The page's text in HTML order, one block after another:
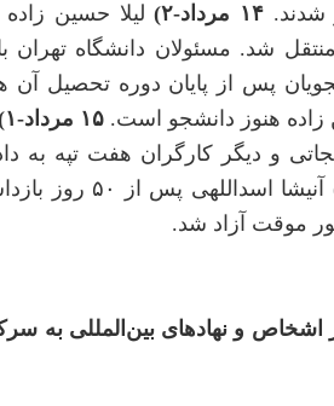
شدند.‏ ۱۴ مرداد-۲)لیلا حسین زاده
شد. مسئولان دانشگاه تهران
پس از پایان دوره تحصیل آن
زاده هنوز ‏دانشجو است.۱۵ مرداد-۱
و دیگر کارگران هفت تپه به
آنیشا اسداللهی پس از ۵۰ روز
موقت آزاد شد.
اشخاص و نهادهای بین‌المللی به